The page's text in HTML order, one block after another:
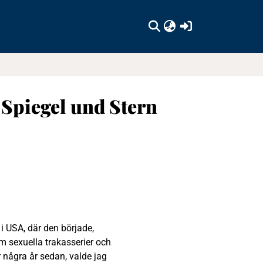
und Stern
där den började,
sexuella trakasserier och
år sedan, valde jag